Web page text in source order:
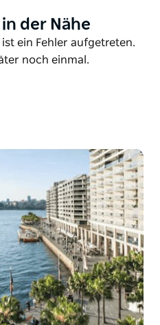
der Nähe
ein Fehler aufgetreten.
noch einmal.